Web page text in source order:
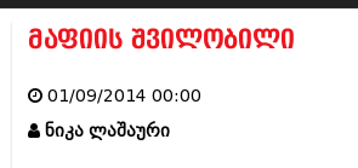
კატალოგი
მაფიის შვილობილი
01/09/2014 00:00
ნიკა ლაშაური